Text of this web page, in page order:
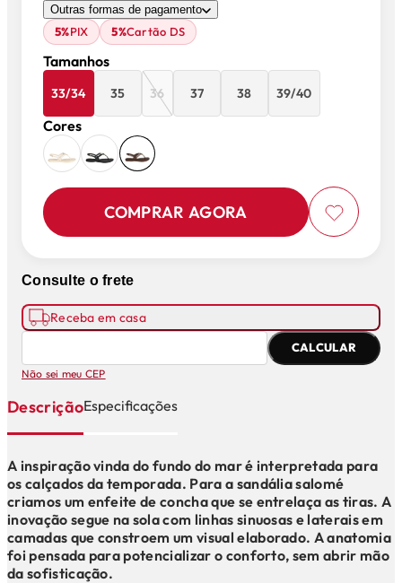
Outras formas de pagamento
5%PIX 5%Cartão DS
Tamanhos
33/34 35 36 37 38 39/40
Cores
COMPRAR AGORA
Consulte o frete
Receba em casa
CALCULAR
Não sei meu CEP
DescriçãoEspecificações
A inspiração vinda do fundo do mar é interpretada para
os calçados da temporada. Para a sandália salomé
criamos um enfeite de concha que se entrelaça as tiras. A
inovação segue na sola com linhas sinuosas e laterais em
camadas que constroem um visual elaborado. A anatomia
foi pensada para potencializar o conforto, sem abrir mão
da sofisticação.